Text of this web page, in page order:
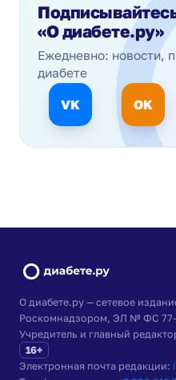
«О диабете.ру»
Ежедневно: новости,
диабете
VK OK
О диабете.ру — сетевое
Роскомнадзором, ЭЛ № ФС 77-
Учредитель и главный
16+
Электронная почта редакции: